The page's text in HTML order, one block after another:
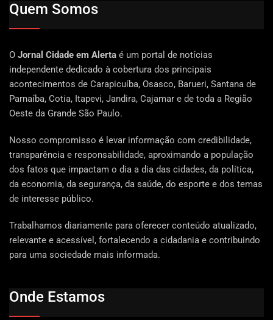
Quem Somos
O Jornal Cidade em Alerta é um portal de notícias
independente dedicado à cobertura dos principais
acontecimentos de Carapicuíba, Osasco, Barueri, Santana de
Parnaíba, Cotia, Itapevi, Jandira, Cajamar e de toda a Região
Oeste da Grande São Paulo.
Nosso compromisso é levar informação com credibilidade,
transparência e responsabilidade, aproximando a população
dos fatos que impactam o dia a dia das cidades, da política,
da economia, da segurança, da saúde, do esporte e dos temas
de interesse público.
Trabalhamos diariamente para oferecer conteúdo atualizado,
relevante e acessível, fortalecendo a cidadania e contribuindo
para uma sociedade mais informada.
Onde Estamos